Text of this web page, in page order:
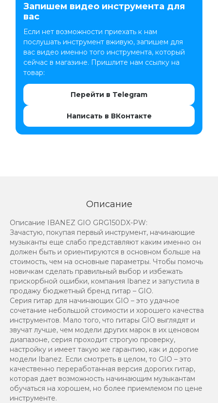
Запишем видео инструмента для
вас
Если нет возможности приехать к нам
послушать инструмент вживую, запишем для
вас видео именно того инструмента, который
сейчас в магазине. Пришлите нам ссылку на
товар:
Перейти в Telegram
Написать в ВКонтакте
Описание
Описание IBANEZ GIO GRG150DX-PW:
Зачастую, покупая первый инструмент, начинающие
музыканты еще слабо представляют каким именно он
должен быть и ориентируются в основном больше на
стоимость, чем на основные параметры. Чтобы помочь
новичкам сделать правильный выбор и избежать
прискорбной ошибки, компания Ibanez и запустила в
продажу бюджетный бренд гитар – GIO.
Серия гитар для начинающих GIO – это удачное
сочетание небольшой стоимости и хорошего качества
инструментов. Мало того, что гитары GIO выглядят и
звучат лучше, чем модели других марок в их ценовом
диапазоне, серия проходит строгую проверку,
настройку и имеет такую же гарантию, как и дорогие
модели Ibanez. Если смотреть в целом, то GIO – это
качественно переработанная версия дорогих гитар,
которая дает возможность начинающим музыкантам
обучаться на хорошем, но более приемлемом по цене
инструменте.